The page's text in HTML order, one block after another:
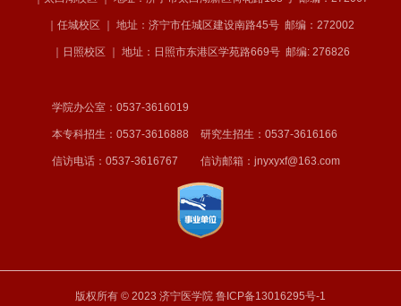
｜任城校区 ｜ 地址：济宁市任城区建设南路45号 邮编：272002
｜日照校区 ｜ 地址：日照市东港区学苑路669号 邮编: 276826
学院办公室：0537-3616019
本专科招生：0537-3616888 研究生招生：0537-3616166
信访电话：0537-3616767 信访邮箱：jnyxyxf@163.com
版权所有 © 2023 济宁医学院 鲁ICP备13016295号-1